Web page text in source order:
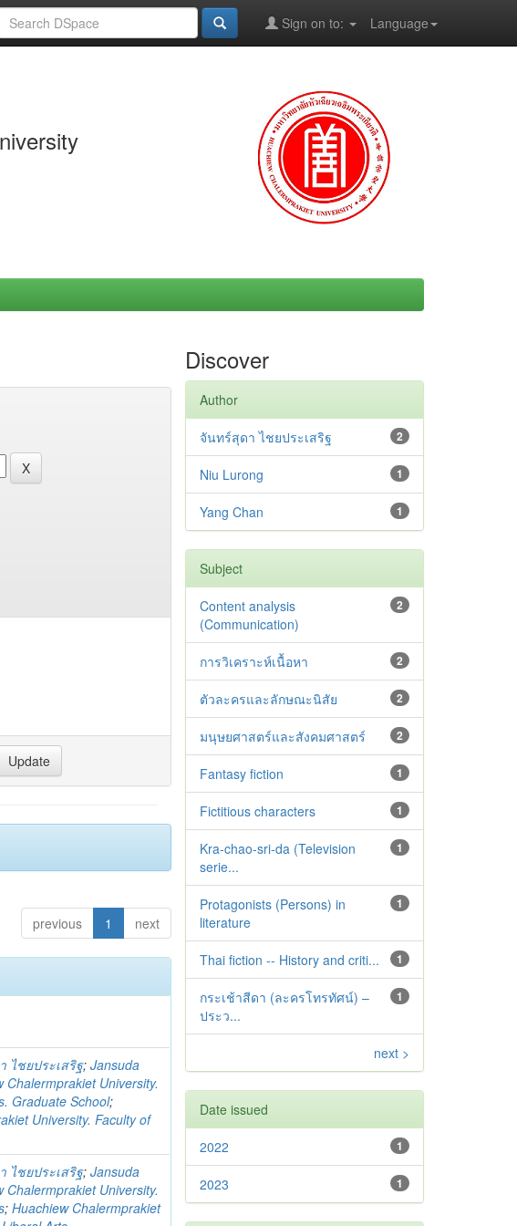
Language
Sign on to:
previous 1 next
ไชยประเสริฐ;Jansuda
Chalermprakiet University.
Graduate School;
University. Faculty of
ไชยประเสริฐ;Jansuda
Chalermprakiet University.
;Huachiew Chalermprakiet
Discover
Author
2
จันทร์สุดา ไชยประเสริฐ
1
Niu Lurong
1
Yang Chan
Subject
2
Content analysis
(Communication)
2
การวิเคราะห์เนื้อหา
2
ตัวละครและลักษณะนิสัย
2
มนุษยศาสตร์และสังคมศาสตร์
1
Fantasy fiction
1
Fictitious characters
1
Kra-chao-sri-da (Television
serie...
1
Protagonists (Persons) in
literature
1
Thai fiction -- History and criti...
1
กระเช้าสีดา (ละครโทรทัศน์) –
ประว...
next >
Date issued
1
2022
1
2023